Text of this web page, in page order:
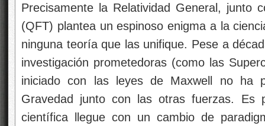
Precisamente la Relatividad General, junto
(QFT) plantea un espinoso enigma a la
ninguna teoría que las unifique. Pese a
investigación prometedoras (como las
iniciado con las leyes de Maxwell no ha
Gravedad junto con las otras fuerzas. Es
científica llegue con un cambio de